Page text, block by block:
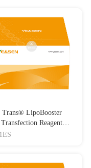
LipoBooster
Reagent
转染试剂